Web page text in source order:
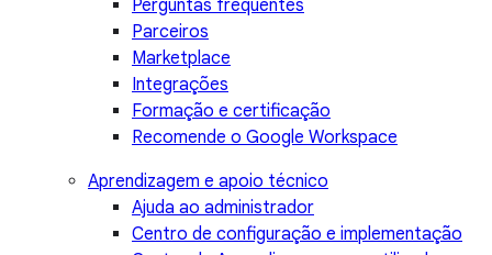
Perguntas frequentes
Parceiros
Marketplace
Integrações
Formação e certificação
Recomende o Google Workspace
Aprendizagem e apoio técnico
Ajuda ao administrador
Centro de configuração e implementação